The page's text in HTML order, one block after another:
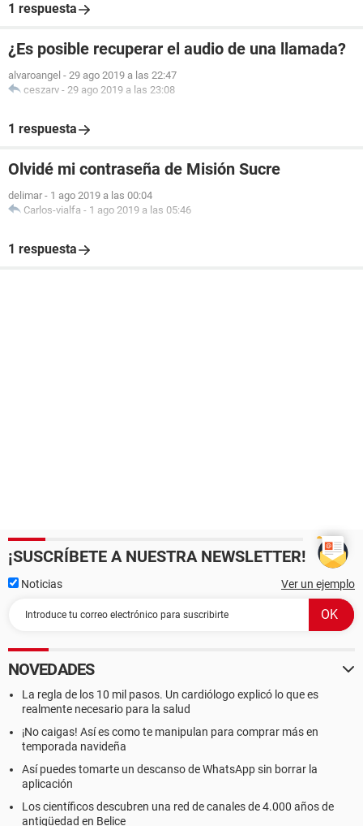
1 respuesta
¿Es posible recuperar el audio de una llamada?
alvaroangel - 29 ago 2019 a las 22:47
ceszarv - 29 ago 2019 a las 23:08
1 respuesta
Olvidé mi contraseña de Misión Sucre
delimar - 1 ago 2019 a las 00:04
Carlos-vialfa - 1 ago 2019 a las 05:46
1 respuesta
¡SUSCRÍBETE A NUESTRA NEWSLETTER!
Noticias Ver un ejemplo
NOVEDADES
La regla de los 10 mil pasos. Un cardiólogo explicó lo que es
realmente necesario para la salud
¡No caigas! Así es como te manipulan para comprar más en
temporada navideña
Así puedes tomarte un descanso de WhatsApp sin borrar la
aplicación
Los científicos descubren una red de canales de 4.000 años de
antigüedad en Belice